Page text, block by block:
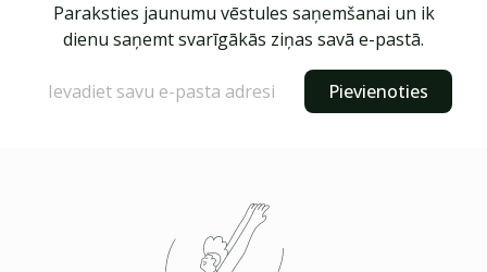
Paraksties jaunumu vēstules saņemšanai un ik
dienu saņemt svarīgākās ziņas savā e-pastā.
Pievienoties